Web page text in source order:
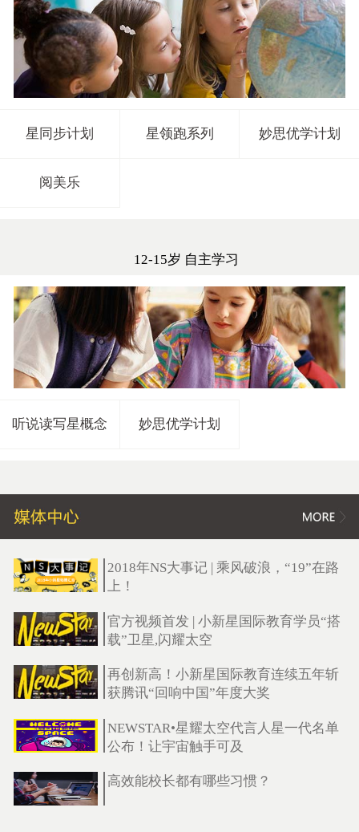
星同步计划 星领跑系列 妙思优学计划
阅美乐
12-15岁 自主学习
听说读写星概念 妙思优学计划
2018年NS大事记 | 乘风破浪，“19”在路
上！
官方视频首发 | 小新星国际教育学员“搭
载”卫星,闪耀太空
再创新高！小新星国际教育连续五年斩
获腾讯“回响中国”年度大奖
NEWSTAR•星耀太空代言人星一代名单
公布！让宇宙触手可及
高效能校长都有哪些习惯？